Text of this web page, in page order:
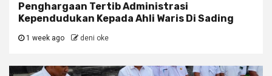
Penghargaan Tertib Administrasi
Kependudukan Kepada Ahli Waris Di Sading
1 week ago deni oke